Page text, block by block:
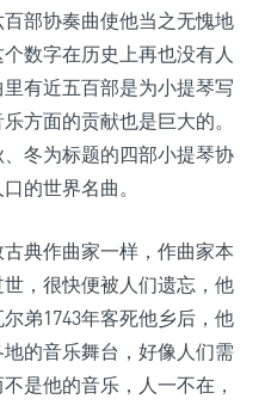
部协奏曲使他当之无愧地
数字在历史上再也没有人
有近五百部是为小提琴写
方面的贡献也是巨大的。
冬为标题的四部小提琴协
的世界名曲。
典作曲家一样，作曲家本
，很快便被人们遗忘，他
弟1743年客死他乡后，他
的音乐舞台，好像人们需
是他的音乐，人一不在，